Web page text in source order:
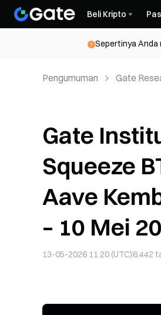
Beli Kripto
Sepertinya Anda
Pengumuman Gate
Gate
Squeeze
Aave
– 10 Mei
13-05-2026 11.20 (UTC)6.442